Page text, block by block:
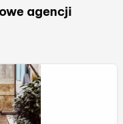
agencji